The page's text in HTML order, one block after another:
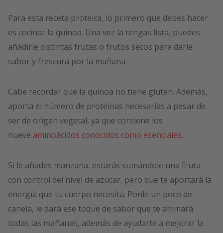
Para esta receta proteica, lo primero que debes hacer
es cocinar la quinoa. Una vez la tengas lista, puedes
añadirle distintas frutas o frutos secos para darle
sabor y frescura por la mañana.
Cabe recordar que la quinoa no tiene gluten. Además,
aporta el número de proteínas necesarias a pesar de
ser de origen vegetal, ya que contiene los
nueve aminoácidos conocidos como esenciales.
Si le añades manzana, estarás sumándole una fruta
con control del nivel de azúcar, pero que te aportará la
energía que tu cuerpo necesita. Ponle un poco de
canela, le dará ese toque de sabor que te animará
todas las mañanas, además de ayudarte a mejorar la